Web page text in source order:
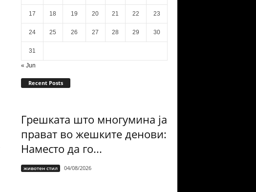
17 18 19 20 21 22 23
24 25 26 27 28 29 30
31
« Jun
Recent Posts
Грешката што многумина ја
прават во жешките денови:
Наместо да го...
животен стил 04/08/2026